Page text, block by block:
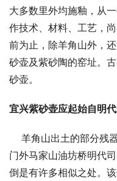
大多数里外均施釉，从
作技术、材料、工艺，
前为止，除羊角山外，
砂壶及紫砂陶的窑址。
砂壶。
宜兴紫砂壶应起始自明
羊角山出土的部分残
门外马家山油坊桥明代
倒是有许多相似之处。